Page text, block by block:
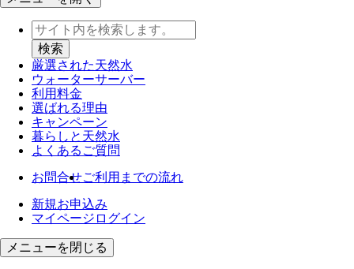
厳選された天然水
ウォーターサーバー
利用料金
選ばれる理由
キャンペーン
暮らしと天然水
よくあるご質問
お問合せご利用までの流れ
新規お申込み
マイページログイン
メニューを閉じる